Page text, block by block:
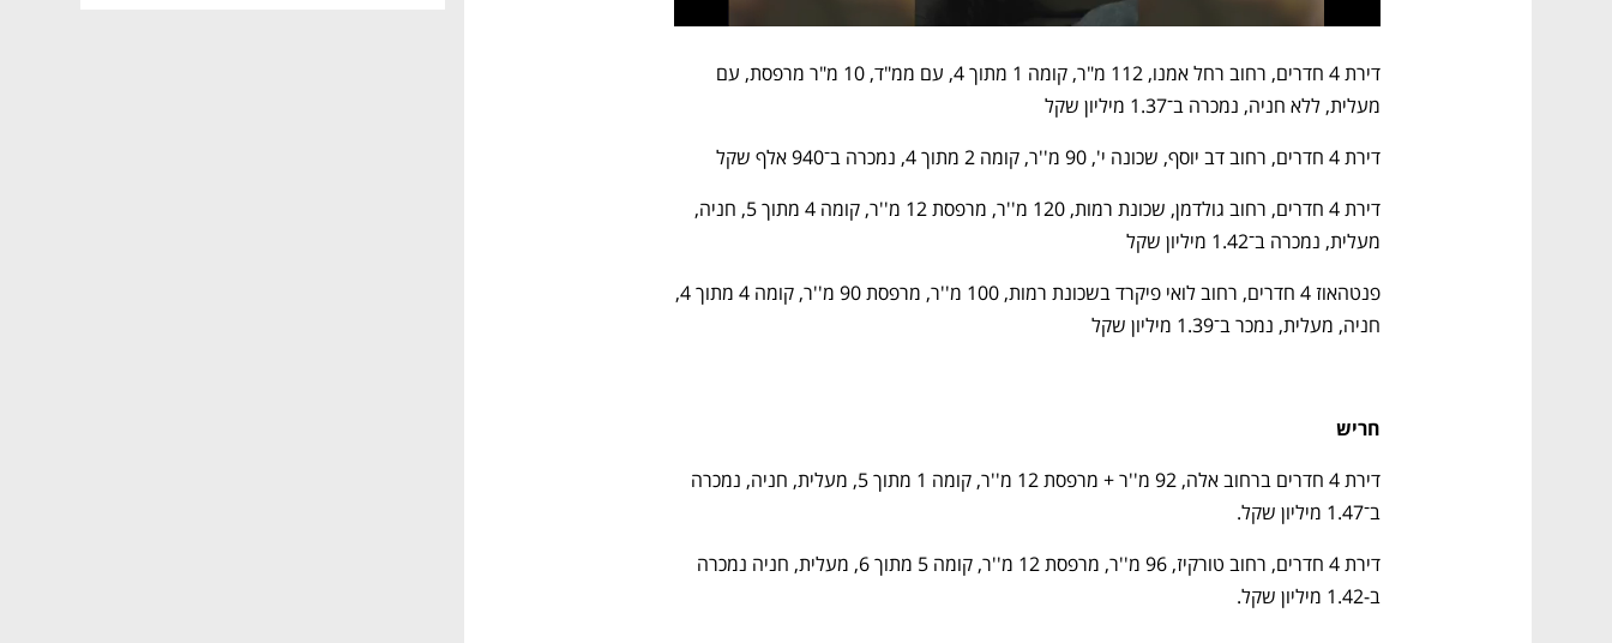
מעלית, ללא חניה, נמכרה ב־1.37 מיליון שקל
דירת 4 חדרים, רחוב דב יוסף, שכונה י', 90 מ''ר, קומה 2 מתוך 4, נמכרה ב־940 אלף שקל
מעלית, נמכרה ב־1.42 מיליון שקל
חניה, מעלית, נמכר ב־1.39 מיליון שקל
חריש
ב־1.47 מיליון שקל.
ב-1.42 מיליון שקל.